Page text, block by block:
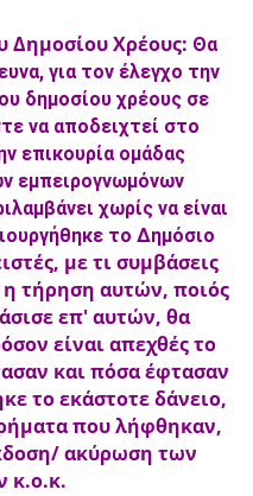
Δημοσίου Χρέους: Θα
για τον έλεγχο την
δημοσίου χρέους σε
να αποδειχτεί στο
επικουρία ομάδας
εμπειρογνωμόνων
χωρίς να είναι
το Δημόσιο
με τι συμβάσεις
η τήρηση αυτών, ποιός
επ' αυτών, θα
είναι απεχθές το
και πόσα έφτασαν
το εκάστοτε δάνειο,
που λήφθηκαν,
ακύρωση των
κ.ο.κ.